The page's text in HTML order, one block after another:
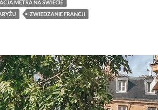
METRA NA ŚWIECIE
ZWIEDZANIE FRANCJI